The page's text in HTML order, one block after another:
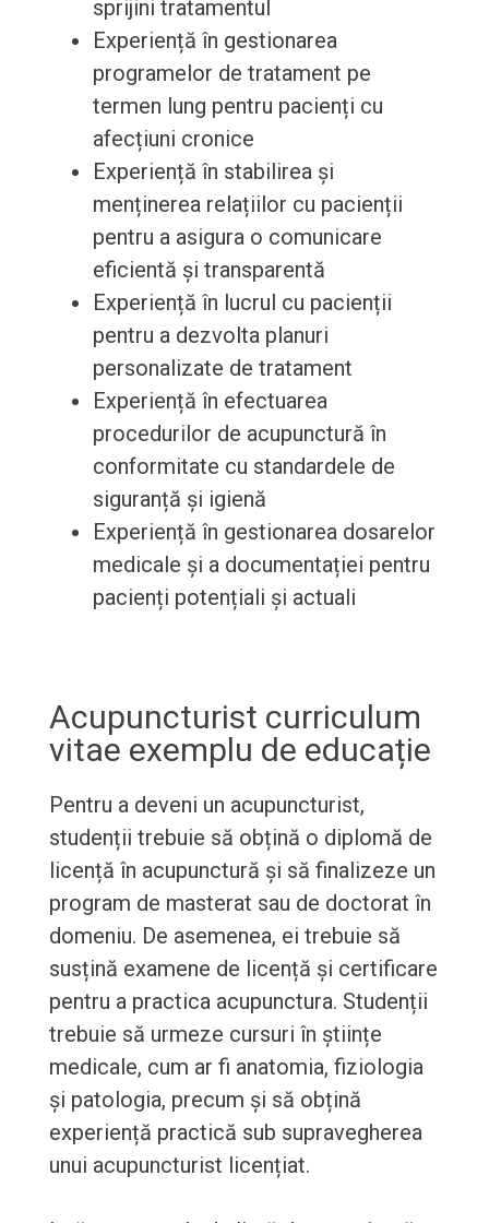
sprijini tratamentul
Experiență în gestionarea
programelor de tratament pe
termen lung pentru pacienți cu
afecțiuni cronice
Experiență în stabilirea și
menținerea relațiilor cu pacienții
pentru a asigura o comunicare
eficientă și transparentă
Experiență în lucrul cu pacienții
pentru a dezvolta planuri
personalizate de tratament
Experiență în efectuarea
procedurilor de acupunctură în
conformitate cu standardele de
siguranță și igienă
Experiență în gestionarea dosarelor
medicale și a documentației pentru
pacienți potențiali și actuali
Acupuncturist curriculum
vitae exemplu de educație
Pentru a deveni un acupuncturist,
studenții trebuie să obțină o diplomă de
licență în acupunctură și să finalizeze un
program de masterat sau de doctorat în
domeniu. De asemenea, ei trebuie să
susțină examene de licență și certificare
pentru a practica acupunctura. Studenții
trebuie să urmeze cursuri în științe
medicale, cum ar fi anatomia, fiziologia
și patologia, precum și să obțină
experiență practică sub supravegherea
unui acupuncturist licențiat.